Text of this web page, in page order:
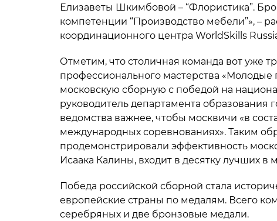
Елизаветы Шкимбовой – “Флористика”.
компетенции “Производство мебели”», –
координационного центра WorldSkills
Отметим, что столичная команда вот уже
профессионального мастерства
московскую сборную с победой на
руководитель департамента образования
ведомства важнее, чтобы москвичи «в
международных соревнованиях». Таким
продемонстрировали эффективность
Исаака Калины, входит в десятку лучших в
Победа российской сборной стала
европейские страны по медалям. Всего
серебряных и две бронзовые медали.